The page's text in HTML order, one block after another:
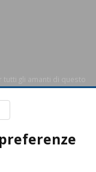
tutti gli amanti di questo